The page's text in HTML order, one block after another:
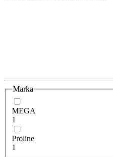
Marka
MEGA
1
Proline
1